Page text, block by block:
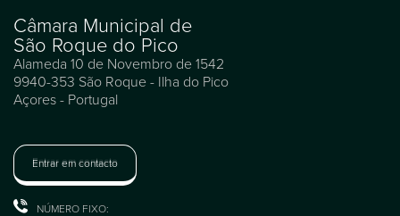
Câmara Municipal de
São Roque do Pico
Alameda 10 de Novembro de 1542
9940-353 São Roque - Ilha do Pico
Açores - Portugal
Entrar em contacto
NÚMERO FIXO: